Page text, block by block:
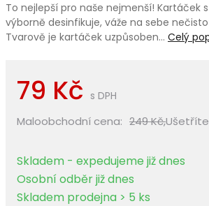
To nejlepší pro naše nejmenší! Kartáček
výborně desinfikuje, váže na sebe
Tvarově je kartáček uzpůsoben… Celý
79 Kč s DPH
Maloobchodní cena: 249 Kč,
Skladem - expedujeme již dnes
Osobní odběr již dnes
Skladem prodejna > 5 ks